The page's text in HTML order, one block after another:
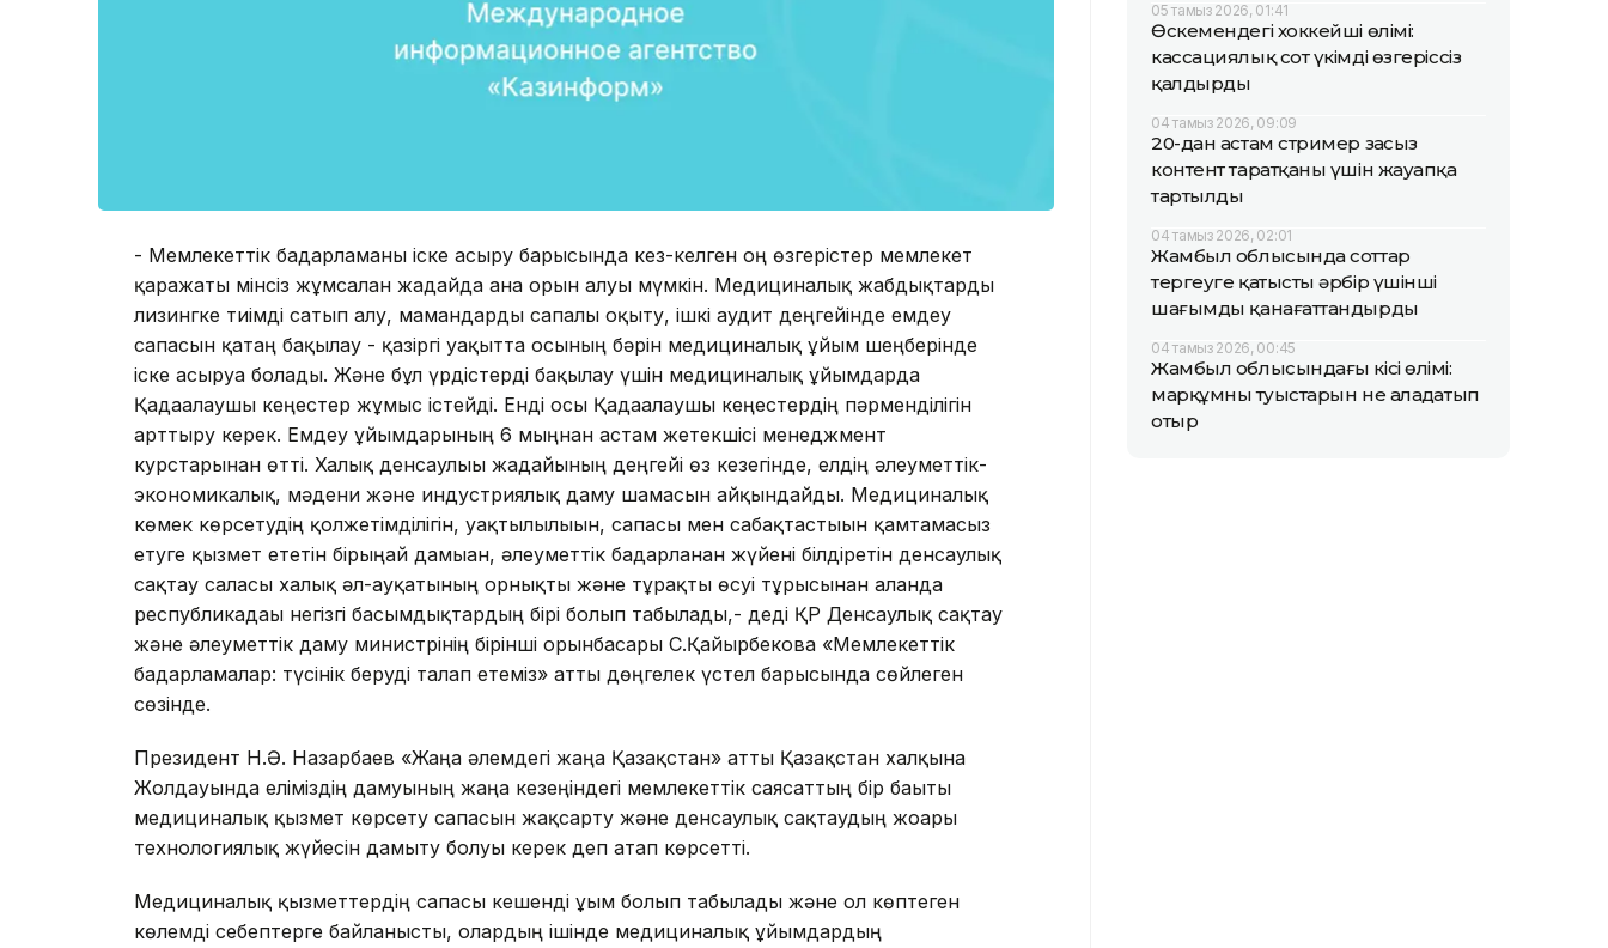
- Мемлекеттік бағдарламаны іске асыру барысында кез-келген оң өзгерістер мемлекет
қаражаты мінсіз жұмсалған жағдайда ғана орын алуы мүмкін. Медициналық жабдықтарды
лизингке тиімді сатып алу, мамандарды сапалы оқыту, ішкі аудит деңгейінде емдеу
сапасын қатаң бақылау - қазіргі уақытта осының бәрін медициналық ұйым шеңберінде
іске асыруға болады. Және бұл үрдістерді бақылау үшін медициналық ұйымдарда
Қадағалаушы кеңестер жұмыс істейді. Енді осы Қадағалаушы кеңестердің пәрменділігін
арттыру керек. Емдеу ұйымдарының 6 мыңнан астам жетекшісі менеджмент
курстарынан өтті. Халық денсаулығы жағдайының деңгейі өз кезегінде, елдің әлеуметтік-
экономикалық, мәдени және индустриялық даму шамасын айқындайды. Медициналық
көмек көрсетудің қолжетімділігін, уақтылылығын, сапасы мен сабақтастығын қамтамасыз
етуге қызмет ететін бірыңғай дамыған, әлеуметтік бағдарланған жүйені білдіретін денсаулық
сақтау саласы халық әл-ауқатының орнықты және тұрақты өсуі тұрғысынан алғанда
республикадағы негізгі басымдықтардың бірі болып табылады,- деді ҚР Денсаулық сақтау
және әлеуметтік даму министрінің бірінші орынбасары С.Қайырбекова «Мемлекеттік
бағдарламалар: түсінік беруді талап етеміз» атты дөңгелек үстел барысында сөйлеген
сөзінде.
Президент Н.Ә. Назарбаев «Жаңа әлемдегі жаңа Қазақстан» атты Қазақстан халқына
Жолдауында еліміздің дамуының жаңа кезеңіндегі мемлекеттік саясаттың бір бағыты
медициналық қызмет көрсету сапасын жақсарту және денсаулық сақтаудың жоғары
технологиялық жүйесін дамыту болуы керек деп атап көрсетті.
Медициналық қызметтердің сапасы кешенді ұғым болып табылады және ол көптеген
көлемді себептерге байланысты, олардың ішінде медициналық ұйымдардың
05 тамыз 2026, 01:41
Өскемендегі хоккейші өлімі:
кассациялық сот үкімді өзгеріссіз
қалдырды
04 тамыз 2026, 09:09
20-дан астам стример заңсыз
контент таратқаны үшін жауапқа
тартылды
04 тамыз 2026, 02:01
Жамбыл облысында соттар
тергеуге қатысты әрбір үшінші
шағымды қанағаттандырды
04 тамыз 2026, 00:45
Жамбыл облысындағы кісі өлімі:
марқұмның туыстарын не алаңдатып
отыр